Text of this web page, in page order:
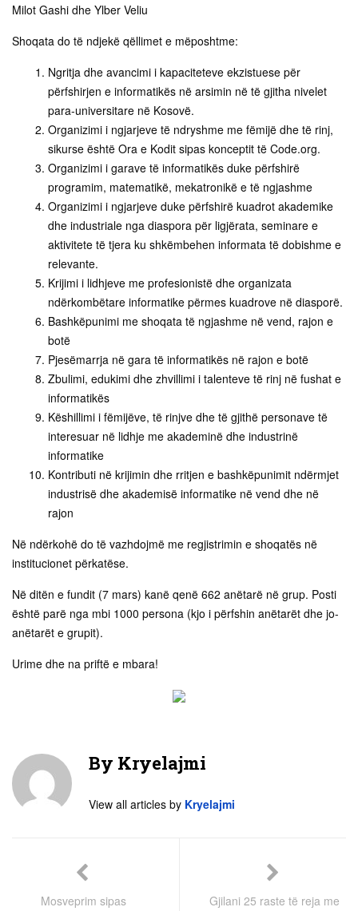
Milot Gashi dhe Ylber Veliu
Shoqata do të ndjekë qëllimet e mëposhtme:
Ngritja dhe avancimi i kapaciteteve ekzistuese për
përfshirjen e informatikës në arsimin në të gjitha nivelet
para-universitare në Kosovë.
Organizimi i ngjarjeve të ndryshme me fëmijë dhe të rinj,
sikurse është Ora e Kodit sipas konceptit të Code.org.
Organizimi i garave të informatikës duke përfshirë
programim, matematikë, mekatronikë e të ngjashme
Organizimi i ngjarjeve duke përfshirë kuadrot akademike
dhe industriale nga diaspora për ligjërata, seminare e
aktivitete të tjera ku shkëmbehen informata të dobishme e
relevante.
Krijimi i lidhjeve me profesionistë dhe organizata
ndërkombëtare informatike përmes kuadrove në diasporë.
Bashkëpunimi me shoqata të ngjashme në vend, rajon e
botë
Pjesëmarrja në gara të informatikës në rajon e botë
Zbulimi, edukimi dhe zhvillimi i talenteve të rinj në fushat e
informatikës
Këshillimi i fëmijëve, të rinjve dhe të gjithë personave të
interesuar në lidhje me akademinë dhe industrinë
informatike
Kontributi në krijimin dhe rritjen e bashkëpunimit ndërmjet
industrisë dhe akademisë informatike në vend dhe në
rajon
Në ndërkohë do të vazhdojmë me regjistrimin e shoqatës në
institucionet përkatëse.
Në ditën e fundit (7 mars) kanë qenë 662 anëtarë në grup. Posti
është parë nga mbi 1000 persona (kjo i përfshin anëtarët dhe jo-
anëtarët e grupit).
Urime dhe na priftë e mbara!
By Kryelajmi
View all articles by Kryelajmi
Mosveprim sipas
Gjilani 25 raste të reja me